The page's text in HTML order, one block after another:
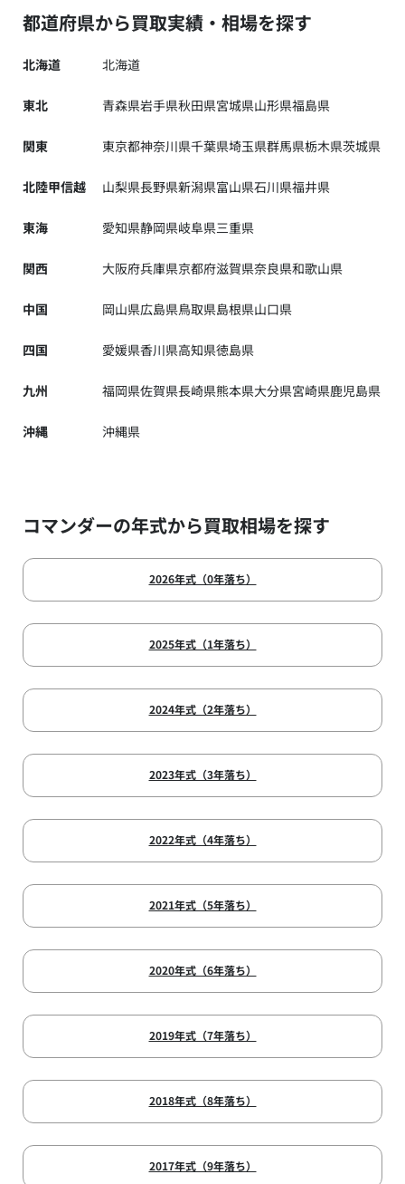
都道府県から買取実績・相場を探す
北海道 北海道
東北 青森県岩手県秋田県宮城県山形県福島県
関東 東京都神奈川県千葉県埼玉県群馬県栃木県茨城県
北陸甲信越 山梨県長野県新潟県富山県石川県福井県
東海 愛知県静岡県岐阜県三重県
関西 大阪府兵庫県京都府滋賀県奈良県和歌山県
中国 岡山県広島県鳥取県島根県山口県
四国 愛媛県香川県高知県徳島県
九州 福岡県佐賀県長崎県熊本県大分県宮崎県鹿児島県
沖縄 沖縄県
コマンダーの年式から買取相場を探す
2026年式（0年落ち）
2025年式（1年落ち）
2024年式（2年落ち）
2023年式（3年落ち）
2022年式（4年落ち）
2021年式（5年落ち）
2020年式（6年落ち）
2019年式（7年落ち）
2018年式（8年落ち）
2017年式（9年落ち）